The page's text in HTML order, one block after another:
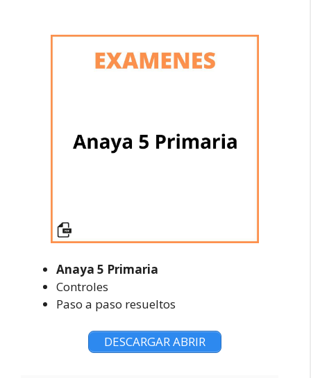
Anaya 5 Primaria
Controles
Paso a paso resueltos
DESCARGAR ABRIR